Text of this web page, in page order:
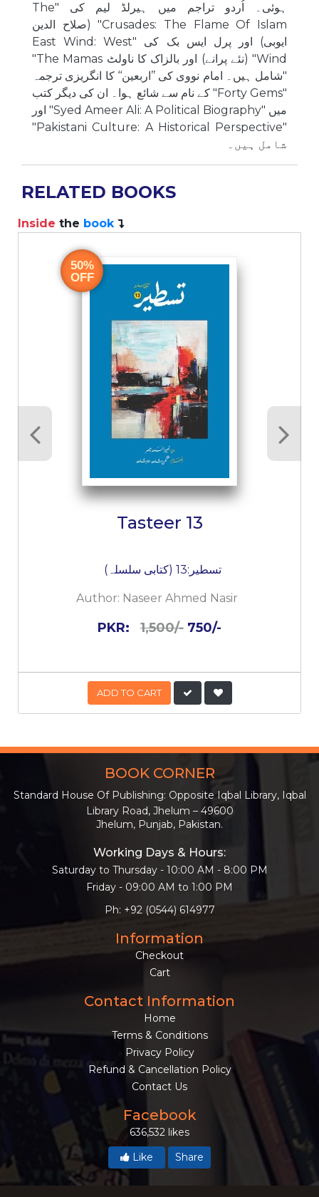
ہوئی۔ اُردو تراجم میں ہیرلڈ لیم کی "The
Crusades: The Flame Of Islam" (صلاح الدین
ایوبی) اور پرل ایس بک کی "East Wind: West
Wind" (نئے پرانے) اور بالزاک کا ناولٹ The Mamas"
"شامل ہیں۔ امام نووی کی ’’اربعین‘‘ کا انگریزی ترجمہ
"Forty Gems" کے نام سے شائع ہوا۔ ان کی دیگر کتب
میں "Syed Ameer Ali: A Political Biography" اور
"Pakistani Culture: A Historical Perspective"
شامل ہیں۔
RELATED BOOKS
Inside the book
50%
OFF
Tasteer 13
تسطیر:13 (کتابی سلسلہ)
Author: Naseer Ahmed Nasir
PKR: 1,500/- 750/-
ADD TO CART
BOOK CORNER
Standard House Of Publishing: Opposite Iqbal Library, Iqbal
Library Road, Jhelum – 49600
Jhelum, Punjab, Pakistan.
Working Days & Hours:
Saturday to Thursday - 10:00 AM - 8:00 PM
Friday - 09:00 AM to 1:00 PM
Ph: +92 (0544) 614977
Information
Checkout
Cart
Contact Information
Home
Terms & Conditions
Privacy Policy
Refund & Cancellation Policy
Contact Us
Facebook
636,532 likes
Like
Share